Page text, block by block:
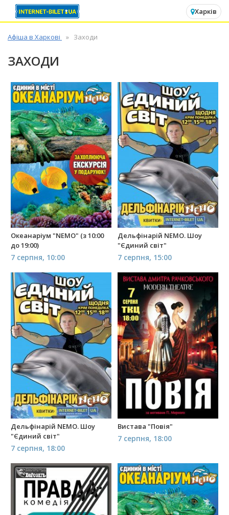
Харків
Афіша в Харкові Заходи
ЗАХОДИ
Океанаріум "NEMO" (з 10:00
до 19:00)
7 серпня, 10:00
Дельфінарій NEMO. Шоу
"Єдиний світ"
7 серпня, 15:00
Дельфінарій NEMO. Шоу
"Єдиний світ"
7 серпня, 18:00
Вистава "Повія"
7 серпня, 18:00